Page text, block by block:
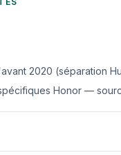
2020 (séparation
Honor —